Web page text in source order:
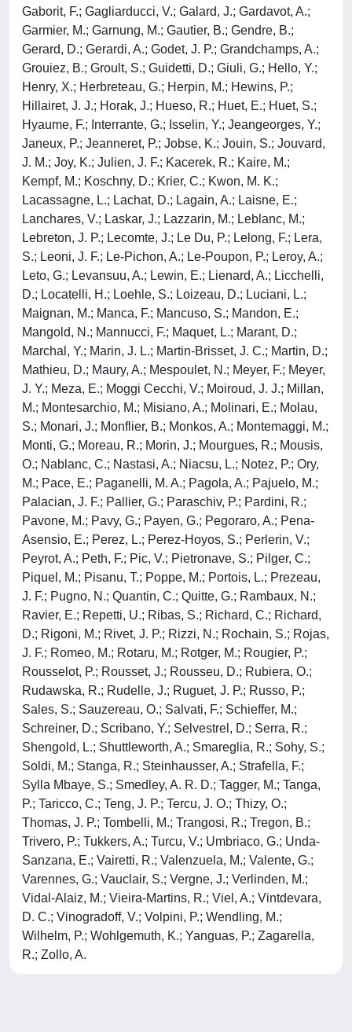
Gaborit, F.; Gagliarducci, V.; Galard, J.; Gardavot, A.;
Garmier, M.; Garnung, M.; Gautier, B.; Gendre, B.;
Gerard, D.; Gerardi, A.; Godet, J. P.; Grandchamps, A.;
Grouiez, B.; Groult, S.; Guidetti, D.; Giuli, G.; Hello, Y.;
Henry, X.; Herbreteau, G.; Herpin, M.; Hewins, P.;
Hillairet, J. J.; Horak, J.; Hueso, R.; Huet, E.; Huet, S.;
Hyaume, F.; Interrante, G.; Isselin, Y.; Jeangeorges, Y.;
Janeux, P.; Jeanneret, P.; Jobse, K.; Jouin, S.; Jouvard,
J. M.; Joy, K.; Julien, J. F.; Kacerek, R.; Kaire, M.;
Kempf, M.; Koschny, D.; Krier, C.; Kwon, M. K.;
Lacassagne, L.; Lachat, D.; Lagain, A.; Laisne, E.;
Lanchares, V.; Laskar, J.; Lazzarin, M.; Leblanc, M.;
Lebreton, J. P.; Lecomte, J.; Le Du, P.; Lelong, F.; Lera,
S.; Leoni, J. F.; Le-Pichon, A.; Le-Poupon, P.; Leroy, A.;
Leto, G.; Levansuu, A.; Lewin, E.; Lienard, A.; Licchelli,
D.; Locatelli, H.; Loehle, S.; Loizeau, D.; Luciani, L.;
Maignan, M.; Manca, F.; Mancuso, S.; Mandon, E.;
Mangold, N.; Mannucci, F.; Maquet, L.; Marant, D.;
Marchal, Y.; Marin, J. L.; Martin-Brisset, J. C.; Martin, D.;
Mathieu, D.; Maury, A.; Mespoulet, N.; Meyer, F.; Meyer,
J. Y.; Meza, E.; Moggi Cecchi, V.; Moiroud, J. J.; Millan,
M.; Montesarchio, M.; Misiano, A.; Molinari, E.; Molau,
S.; Monari, J.; Monflier, B.; Monkos, A.; Montemaggi, M.;
Monti, G.; Moreau, R.; Morin, J.; Mourgues, R.; Mousis,
O.; Nablanc, C.; Nastasi, A.; Niacsu, L.; Notez, P.; Ory,
M.; Pace, E.; Paganelli, M. A.; Pagola, A.; Pajuelo, M.;
Palacian, J. F.; Pallier, G.; Paraschiv, P.; Pardini, R.;
Pavone, M.; Pavy, G.; Payen, G.; Pegoraro, A.; Pena-
Asensio, E.; Perez, L.; Perez-Hoyos, S.; Perlerin, V.;
Peyrot, A.; Peth, F.; Pic, V.; Pietronave, S.; Pilger, C.;
Piquel, M.; Pisanu, T.; Poppe, M.; Portois, L.; Prezeau,
J. F.; Pugno, N.; Quantin, C.; Quitte, G.; Rambaux, N.;
Ravier, E.; Repetti, U.; Ribas, S.; Richard, C.; Richard,
D.; Rigoni, M.; Rivet, J. P.; Rizzi, N.; Rochain, S.; Rojas,
J. F.; Romeo, M.; Rotaru, M.; Rotger, M.; Rougier, P.;
Rousselot, P.; Rousset, J.; Rousseu, D.; Rubiera, O.;
Rudawska, R.; Rudelle, J.; Ruguet, J. P.; Russo, P.;
Sales, S.; Sauzereau, O.; Salvati, F.; Schieffer, M.;
Schreiner, D.; Scribano, Y.; Selvestrel, D.; Serra, R.;
Shengold, L.; Shuttleworth, A.; Smareglia, R.; Sohy, S.;
Soldi, M.; Stanga, R.; Steinhausser, A.; Strafella, F.;
Sylla Mbaye, S.; Smedley, A. R. D.; Tagger, M.; Tanga,
P.; Taricco, C.; Teng, J. P.; Tercu, J. O.; Thizy, O.;
Thomas, J. P.; Tombelli, M.; Trangosi, R.; Tregon, B.;
Trivero, P.; Tukkers, A.; Turcu, V.; Umbriaco, G.; Unda-
Sanzana, E.; Vairetti, R.; Valenzuela, M.; Valente, G.;
Varennes, G.; Vauclair, S.; Vergne, J.; Verlinden, M.;
Vidal-Alaiz, M.; Vieira-Martins, R.; Viel, A.; Vintdevara,
D. C.; Vinogradoff, V.; Volpini, P.; Wendling, M.;
Wilhelm, P.; Wohlgemuth, K.; Yanguas, P.; Zagarella,
R.; Zollo, A.